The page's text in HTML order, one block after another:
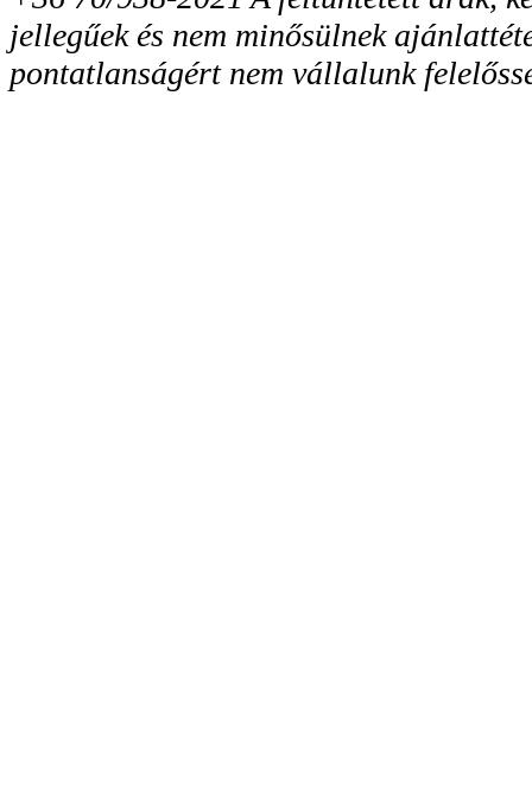
jellegűek és nem minősülnek
pontatlanságért nem vállalunk